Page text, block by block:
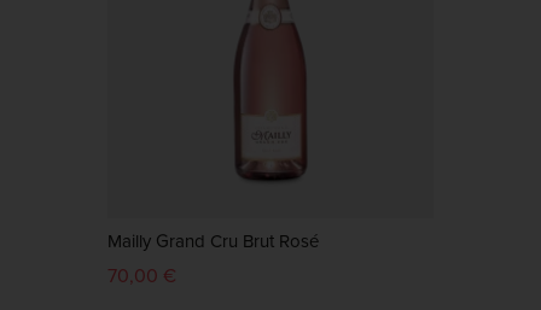
Mailly Grand Cru Brut Rosé
70,00 €